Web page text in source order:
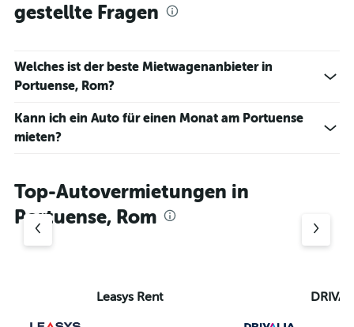
gestellte Fragen
Welches ist der beste Mietwagenanbieter in
Portuense, Rom?
Kann ich ein Auto für einen Monat am Portuense
mieten?
Top-Autovermietungen in
Portuense, Rom
Leasys Rent